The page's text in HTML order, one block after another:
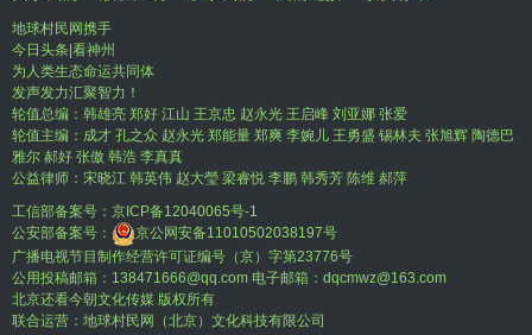
地球村民网携手
今日头条|看神州
为人类生态命运共同体
发声发力汇聚智力！
轮值总编：韩雄亮 郑好 江山 王京忠 赵永光 王启峰 刘亚娜 张爱
轮值主编：成才 孔之众 赵永光 郑能量 郑爽 李婉儿 王勇盛 锡林夫 张旭辉 陶德巴
雅尔 郝好 张傲 韩浩 李真真
公益律师：宋晓江 韩英伟 赵大瑩 梁睿悦 李鹏 韩秀芳 陈维 郝萍
工信部备案号： 京ICP备12040065号-1
公安部备案号：
京公网安备11010502038197号
广播电视节目制作经营许可证编号（京）字第23776号
公用投稿邮箱：138471666@qq.com 电子邮箱：dqcmwz@163.com
北京还看今朝文化传媒 版权所有
联合运营：地球村民网（北京）文化科技有限公司